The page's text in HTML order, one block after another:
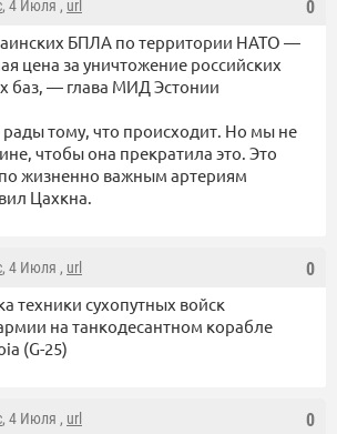
0
, 4 Июля , url
БПЛА по территории НАТО —
цена за уничтожение российских
баз, — глава МИД Эстонии
рады тому, что происходит. Но мы не
чтобы она прекратила это. Это
жизненно важным артериям
Цахкна.
0
, 4 Июля , url
техники сухопутных войск
на танкодесантном корабле
(G-25)
0
, 4 Июля , url